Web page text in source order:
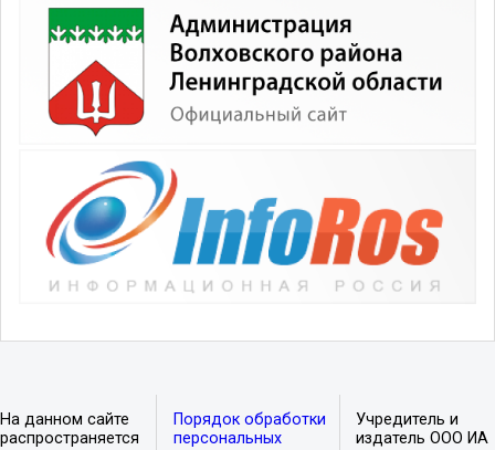
На данном сайте
распространяется
Порядок обработки
персональных
Учредитель и
издатель ООО ИА